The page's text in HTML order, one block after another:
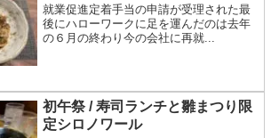
就業促進定着手当の申請が受理された最
後にハローワークに足を運んだのは去年
の６月の終わり今の会社に再就...
初午祭 / 寿司ランチと雛まつり限
定シロノワール